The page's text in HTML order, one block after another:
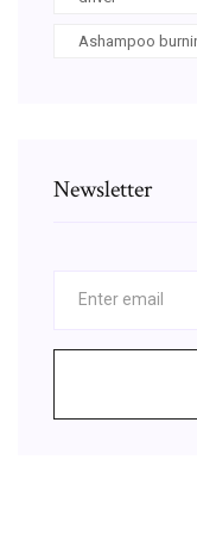
Ashampoo
Newsletter